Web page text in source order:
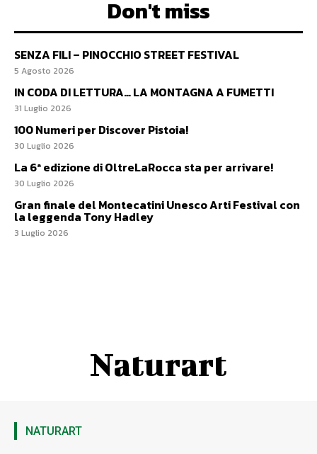
Don't miss
SENZA FILI – PINOCCHIO STREET FESTIVAL
5 Agosto 2026
IN CODA DI LETTURA… LA MONTAGNA A FUMETTI
31 Luglio 2026
100 Numeri per Discover Pistoia!
30 Luglio 2026
La 6ª edizione di OltreLaRocca sta per arrivare!
30 Luglio 2026
Gran finale del Montecatini Unesco Arti Festival con
la leggenda Tony Hadley
3 Luglio 2026
Naturart
NATURART